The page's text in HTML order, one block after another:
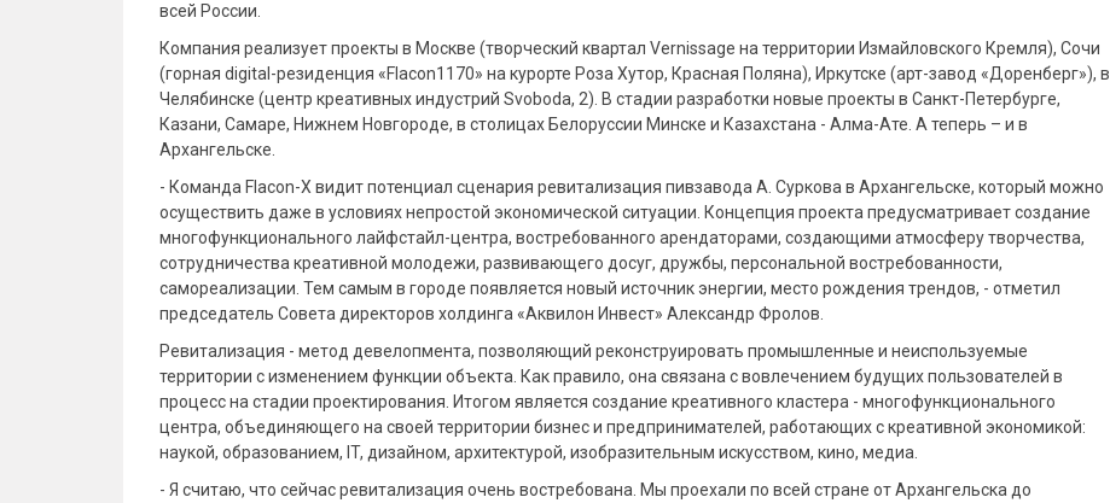
всей России.
Компания реализует проекты в Москве (творческий квартал Vernissage на территории Измайловского Кремля), Сочи
(горная digital-резиденция «Flacon1170» на курорте Роза Хутор, Красная Поляна), Иркутске (арт-завод «Доренберг»), в
Челябинске (центр креативных индустрий Svoboda, 2). В стадии разработки новые проекты в Санкт-Петербурге,
Казани, Самаре, Нижнем Новгороде, в столицах Белоруссии Минске и Казахстана - Алма-Ате. А теперь – и в
Архангельске.
- Команда Flacon-X видит потенциал сценария ревитализация пивзавода А. Суркова в Архангельске, который можно
осуществить даже в условиях непростой экономической ситуации. Концепция проекта предусматривает создание
многофункционального лайфстайл-центра, востребованного арендаторами, создающими атмосферу творчества,
сотрудничества креативной молодежи, развивающего досуг, дружбы, персональной востребованности,
самореализации. Тем самым в городе появляется новый источник энергии, место рождения трендов, - отметил
председатель Совета директоров холдинга «Аквилон Инвест» Александр Фролов.
Ревитализация - метод девелопмента, позволяющий реконструировать промышленные и неиспользуемые
территории с изменением функции объекта. Как правило, она связана с вовлечением будущих пользователей в
процесс на стадии проектирования. Итогом является создание креативного кластера - многофункционального
центра, объединяющего на своей территории бизнес и предпринимателей, работающих с креативной экономикой:
наукой, образованием, IT, дизайном, архитектурой, изобразительным искусством, кино, медиа.
- Я считаю, что сейчас ревитализация очень востребована. Мы проехали по всей стране от Архангельска до